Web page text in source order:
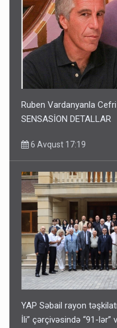
Ruben Vardanyanla
SENSASİON DETALLAR
6 Avqust 17:19
YAP Səbail rayon
İli” çərçivəsində “91-lər”